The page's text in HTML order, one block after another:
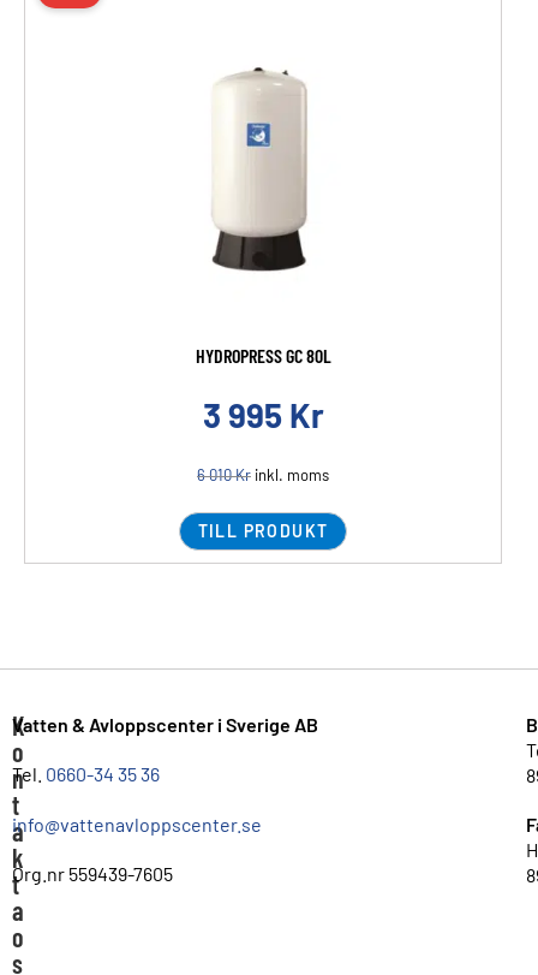
HYDROPRESS GC 80L
3 995 Kr
6 010Kr inkl. moms
TILL PRODUKT
K
o
n
t
a
k
t
a
o
s
Vatten & Avloppscenter i Sverige AB
Tel. 0660-34 35 36
info@vattenavloppscenter.se
Org.nr 559439-7605